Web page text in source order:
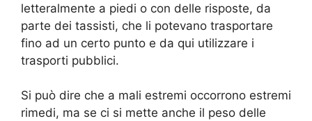
letteralmente a piedi o con delle risposte, da
parte dei tassisti, che li potevano trasportare
fino ad un certo punto e da qui utilizzare i
trasporti pubblici.
Si può dire che a mali estremi occorrono estremi
rimedi, ma se ci si mette anche il peso delle